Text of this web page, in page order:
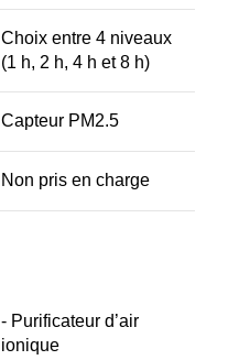
Choix entre 4 niveaux
(1 h, 2 h, 4 h et 8 h)
Capteur PM2.5
Non pris en charge
- Purificateur d’air
ionique